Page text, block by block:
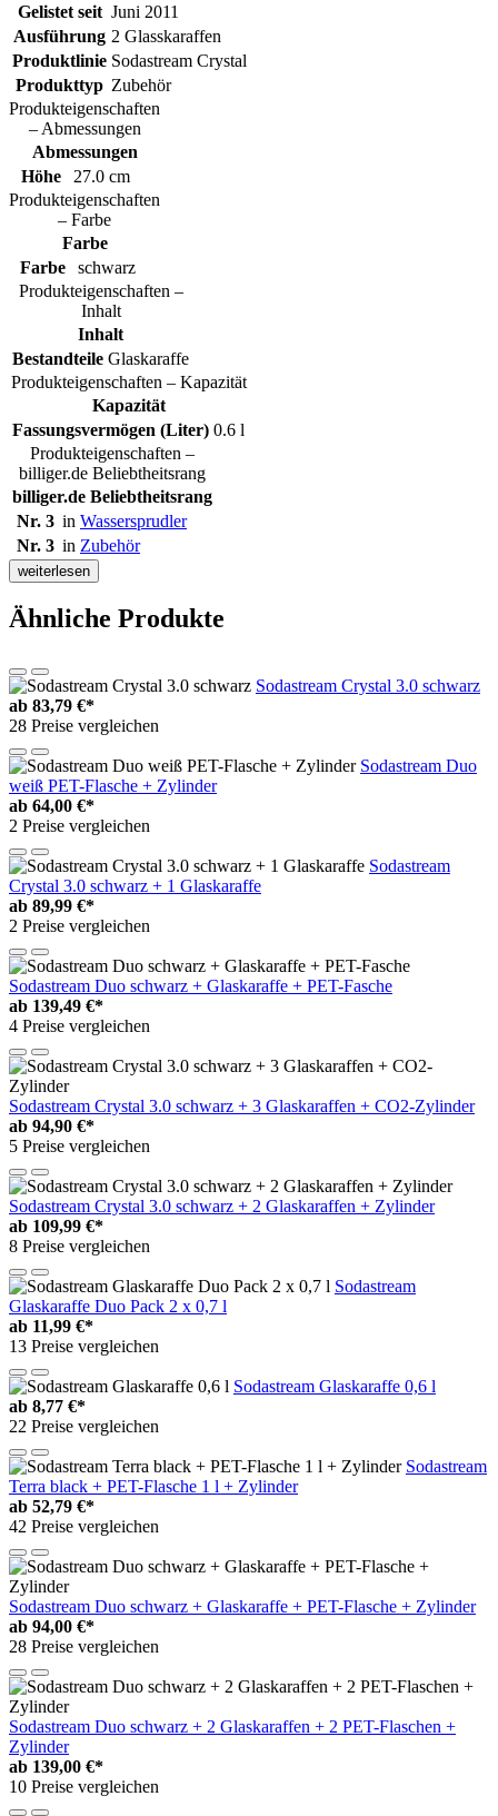
Gelistet seit Juni 2011
Ausführung 2 Glasskaraffen
Produktlinie Sodastream Crystal
Produkttyp Zubehör
Produkteigenschaften
– Abmessungen
Abmessungen
Höhe
27.0 cm
Produkteigenschaften
– Farbe
Farbe
Farbe
schwarz
Produkteigenschaften –
Inhalt
Inhalt
Bestandteile Glaskaraffe
Produkteigenschaften – Kapazität
Kapazität
Fassungsvermögen (Liter) 0.6 l
Produkteigenschaften –
billiger.de Beliebtheitsrang
billiger.de Beliebtheitsrang
Nr. 3 in Wassersprudler
Nr. 3 in Zubehör
weiterlesen
Ähnliche Produkte
Sodastream Crystal 3.0 schwarz
ab 83,79 €*
28 Preise vergleichen
Sodastream Duo
weiß PET-Flasche + Zylinder
ab 64,00 €*
2 Preise vergleichen
Sodastream
Crystal 3.0 schwarz + 1 Glaskaraffe
ab 89,99 €*
2 Preise vergleichen
Sodastream Duo schwarz + Glaskaraffe + PET-Fasche
ab 139,49 €*
4 Preise vergleichen
Sodastream Crystal 3.0 schwarz + 3 Glaskaraffen + CO2-Zylinder
ab 94,90 €*
5 Preise vergleichen
Sodastream Crystal 3.0 schwarz + 2 Glaskaraffen + Zylinder
ab 109,99 €*
8 Preise vergleichen
Sodastream
Glaskaraffe Duo Pack 2 x 0,7 l
ab 11,99 €*
13 Preise vergleichen
Sodastream Glaskaraffe 0,6 l
ab 8,77 €*
22 Preise vergleichen
Sodastream
Terra black + PET-Flasche 1 l + Zylinder
ab 52,79 €*
42 Preise vergleichen
Sodastream Duo schwarz + Glaskaraffe + PET-Flasche + Zylinder
ab 94,00 €*
28 Preise vergleichen
Sodastream Duo schwarz + 2 Glaskaraffen + 2 PET-Flaschen +
Zylinder
ab 139,00 €*
10 Preise vergleichen